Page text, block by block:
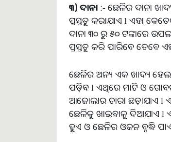
୩) ଦାନା :- ଛେଳିର ଦାନା
ପ୍ରସ୍ତୁତ କରାଯାଏ l ଏହା
ଦାନା ୩୦ ରୁ ୫୦ ଟଙ୍କାରେ
ପ୍ରସ୍ତୁତ କରି ପାରିବେ ତେବେ
ଛେଳିର ଅନ୍ୟ ଏକ ଖାଦ୍ୟ
ପଡ଼ିବ l ଏଥିରେ ମାଟି ଓ
ଆଜୋଲାର ଚାରା ଛଡ଼ାଯାଏ l
ଛେଳିକୁ ଖାଇବାକୁ ଦିଆଯାଏ l
ହୁଏ ଓ ଛେଳିର ଓଜନ ବୃଦ୍ଧି